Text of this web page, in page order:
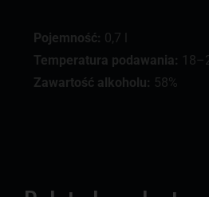
Pojemność: 0,7 l
Temperatura podawania:
Zawartość alkoholu: 58%